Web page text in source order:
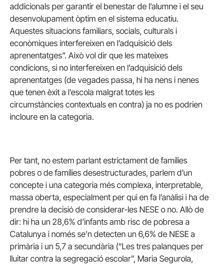
addicionals per garantir el benestar de l’alumne i el seu
desenvolupament òptim en el sistema educatiu.
Aquestes situacions familiars, socials, culturals i
econòmiques interfereixen en l’adquisició dels
aprenentatges”. Això vol dir que les mateixes
condicions, si no interfereixen en l’adquisició dels
aprenentatges (de vegades passa, hi ha nens i nenes
que tenen èxit a l’escola malgrat totes les
circumstàncies contextuals en contra) ja no es podrien
incloure en la categoria.
Per tant, no estem parlant estrictament de famílies
pobres o de famílies desestructurades, parlem d’un
concepte i una categoria més complexa, interpretable,
massa oberta, especialment per qui en fa l’anàlisi i ha de
prendre la decisió de considerar-les NESE o no. Allò de
dir: hi ha un 28,6% d’infants amb risc de pobresa a
Catalunya i només se’n detecten un 6,6% de NESE a
primària i un 5,7 a secundària (“Les tres palanques per
lluitar contra la segregació escolar”, Maria Segurola,